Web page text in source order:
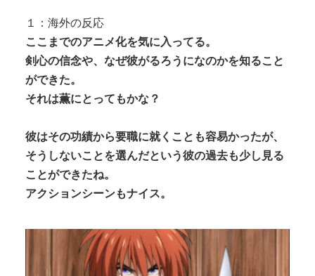
１：海外の反応
ここまでのアニメ化を気に入ってる。
剣心の信念や、なぜ彼がるろうになのかを知ること
ができた。
それは薫にとってもかな？
彼はその功績から要職に就くことも容易かったが、
そうしないことを選んだという彼の過去も少し見る
ことができたね。
アクションシーンもナイス。